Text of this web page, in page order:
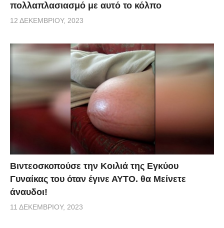
πολλαπλασιασμό με αυτό το κόλπο
12 ΔΕΚΕΜΒΡΊΟΥ, 2023
Βιντεοσκοπούσε την Κοιλιά της Εγκύου
Γυναίκας του όταν έγινε ΑΥΤΟ. θα Μείνετε
άναυδοι!
11 ΔΕΚΕΜΒΡΊΟΥ, 2023